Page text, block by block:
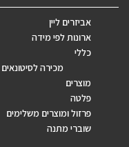
אביזרים ליין
ארונות לפי מידה
כללי
מכירה לסיטונאים
מוצרים
פלטה
פרזול ומוצרים משלימים
שוברי מתנה